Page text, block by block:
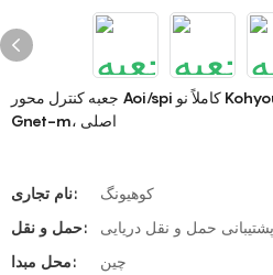
جعبه کنترل محور Aoi/spi کاملاً نو Kohyoung، کنترل کننده چند محوره
Gnet-m، اصلی
نام تجاری:
کوهیونگ
حمل و نقل:
پشتیبانی حمل و نقل دریایی
محل مبدا:
چین